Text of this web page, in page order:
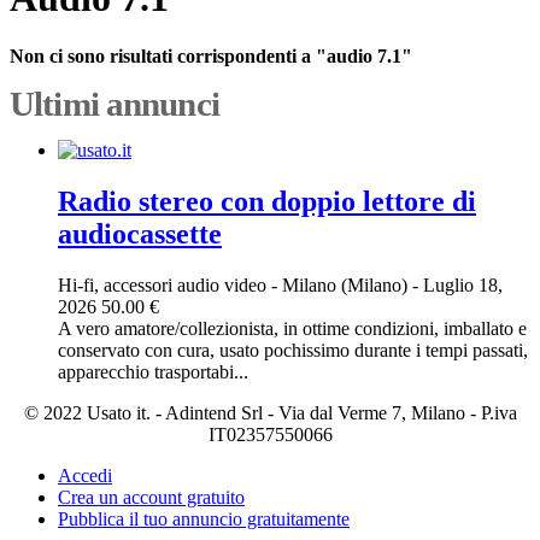
Non ci sono risultati corrispondenti a "audio 7.1"
Ultimi annunci
Radio stereo con doppio lettore di
audiocassette
Hi-fi, accessori audio video - Milano (Milano) - Luglio 18,
2026 50.00 €
A vero amatore/collezionista, in ottime condizioni, imballato e
conservato con cura, usato pochissimo durante i tempi passati,
apparecchio trasportabi...
© 2022 Usato it. - Adintend Srl - Via dal Verme 7, Milano - P.iva
IT02357550066
Accedi
Crea un account gratuito
Pubblica il tuo annuncio gratuitamente